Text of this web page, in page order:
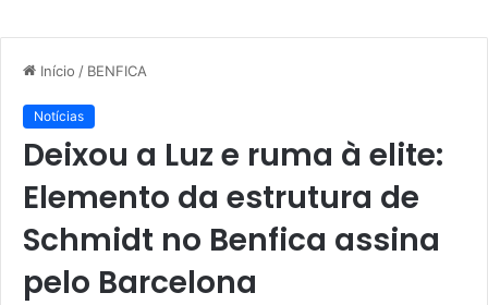
Início / BENFICA
Notícias
Deixou a Luz e ruma à elite:
Elemento da estrutura de
Schmidt no Benfica assina
pelo Barcelona